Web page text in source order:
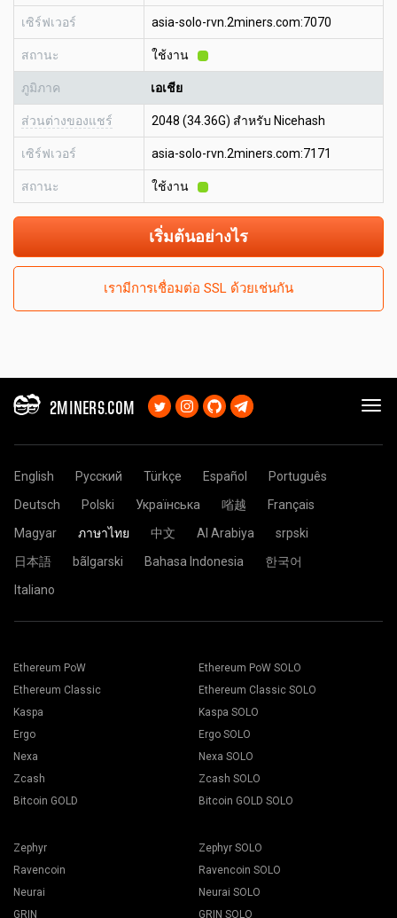
เซิร์ฟเวอร์ asia-solo-rvn.2miners.com:7070
สถานะ ใช้งาน
ภูมิภาค เอเชีย
ส่วนต่างของแชร์ 2048 (34.36G) สำหรับ Nicehash
เซิร์ฟเวอร์ asia-solo-rvn.2miners.com:7171
สถานะ ใช้งาน
เริ่มต้นอย่างไร
เรามีการเชื่อมต่อ SSL ด้วยเช่นกัน
2MINERS.COM
English Русский Türkçe Español
Português
Deutsch
Polski Українська 㗂越
Français
Magyar
ภาษาไทย 中文 Al Arabiya
srpski
日本語
bãlgarski Bahasa Indonesia
한국어
Italiano
Ethereum PoW
Ethereum Classic
Kaspa
Ergo
Nexa
Zcash
Bitcoin GOLD
Ethereum PoW SOLO
Ethereum Classic SOLO
Kaspa SOLO
Ergo SOLO
Nexa SOLO
Zcash SOLO
Bitcoin GOLD SOLO
Zephyr
Ravencoin
Neurai
GRIN
Zephyr SOLO
Ravencoin SOLO
Neurai SOLO
GRIN SOLO